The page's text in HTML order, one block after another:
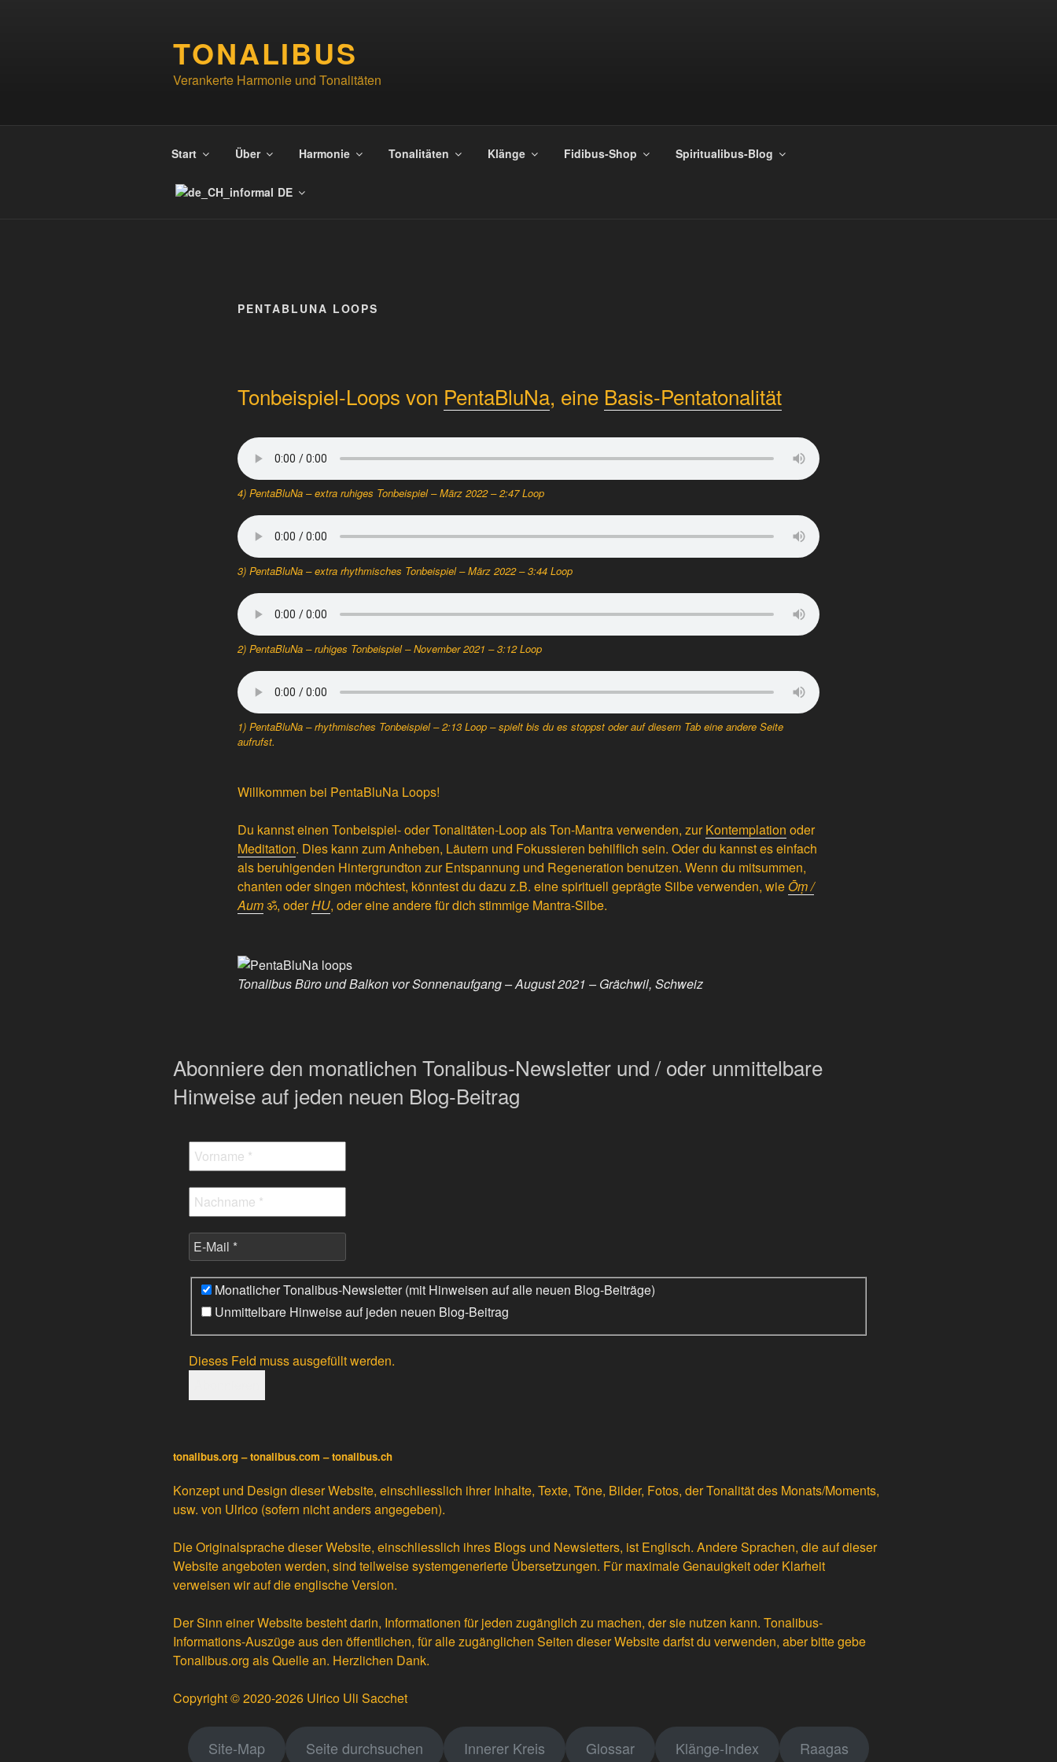
TONALIBUS
Verankerte Harmonie und Tonalitäten
Start Über Harmonie Tonalitäten Klänge Fidibus-Shop Spiritualibus-Blog
DE
PENTABLUNA LOOPS
Tonbeispiel-Loops von PentaBluNa, eine Basis-Pentatonalität
4) PentaBluNa – extra ruhiges Tonbeispiel – März 2022 – 2:47 Loop
3) PentaBluNa – extra rhythmisches Tonbeispiel – März 2022 – 3:44 Loop
2) PentaBluNa – ruhiges Tonbeispiel – November 2021 – 3:12 Loop
1) PentaBluNa – rhythmisches Tonbeispiel – 2:13 Loop – spielt bis du es stoppst oder auf diesem Tab eine andere Seite
aufrufst.
Willkommen bei PentaBluNa Loops!
Du kannst einen Tonbeispiel- oder Tonalitäten-Loop als Ton-Mantra verwenden, zurKontemplation oder
Meditation. Dies kann zum Anheben, Läutern und Fokussieren behilflich sein. Oder du kannst es einfach
als beruhigenden Hintergrundton zur Entspannung und Regeneration benutzen. Wenn du mitsummen,
chanten oder singen möchtest, könntest du dazu z.B. eine spirituell geprägte Silbe verwenden, wie Ōṃ /
Aumॐ, oderHU, oder eine andere für dich stimmige Mantra-Silbe.
Tonalibus Büro und Balkon vor Sonnenaufgang – August 2021 – Grächwil, Schweiz
Abonniere den monatlichen Tonalibus-Newsletter und / oder unmittelbare
Hinweise auf jeden neuen Blog-Beitrag
Monatlicher Tonalibus-Newsletter (mit Hinweisen auf alle neuen Blog-Beiträge)
Unmittelbare Hinweise auf jeden neuen Blog-Beitrag
Dieses Feld muss ausgefüllt werden.
tonalibus.org – tonalibus.com – tonalibus.ch
Konzept und Design dieser Website, einschliesslich ihrer Inhalte, Texte, Töne, Bilder, Fotos, der Tonalität des Monats/Moments,
usw. von Ulrico (sofern nicht anders angegeben).
Die Originalsprache dieser Website, einschliesslich ihres Blogs und Newsletters, ist Englisch. Andere Sprachen, die auf dieser
Website angeboten werden, sind teilweisesystemgenerierte Übersetzungen. Für maximale Genauigkeit oder Klarheit
verweisen wir auf die englische Version.
Der Sinn einer Website besteht darin, Informationen für jeden zugänglich zu machen, der sie nutzen kann. Tonalibus-
Informations-Auszüge aus den öffentlichen, für alle zugänglichen Seiten dieser Website darfst du verwenden, aber bitte gebe
Tonalibus.org als Quelle an. Herzlichen Dank.
Copyright © 2020-2026 Ulrico Uli Sacchet
Site-Map Seite durchsuchen Innerer Kreis Glossar Klänge-Index Raagas